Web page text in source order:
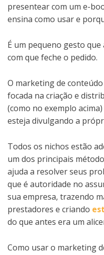
presentear com um e-
ensina como usar e
É um pequeno gesto
com que feche o pedido.
O marketing de
focada na criação e
(como no exemplo
esteja divulgando a
Todos os nichos estão
um dos principais
ajuda a resolver seus
que é autoridade no
sua empresa, trazendo
prestadores e criando
do que antes era um
Como usar o marketing